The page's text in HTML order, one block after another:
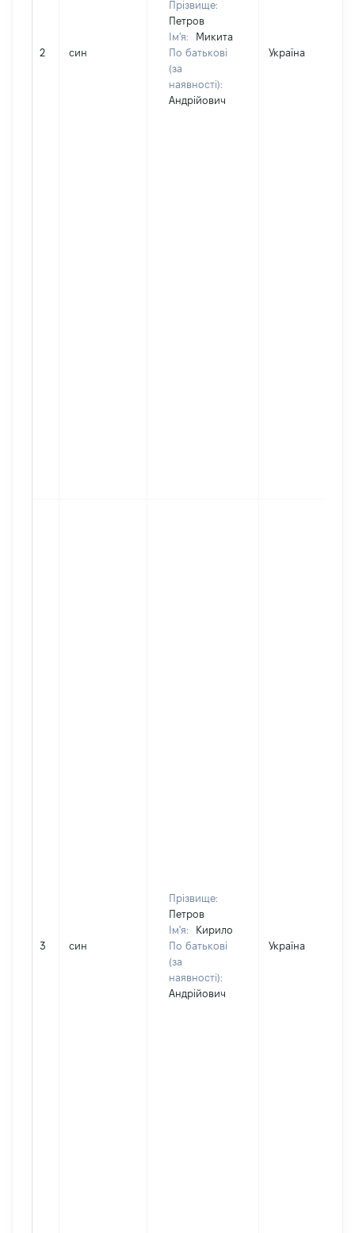
2 син
Прізвище:
Петров
Ім'я:
Микита
По батькові
(за
наявності):
Андрійович
Україна
3 син
Прізвище:
Петров
Ім'я:
Кирило
По батькові
(за
наявності):
Андрійович
Україна